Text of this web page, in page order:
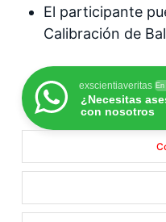
El participante
Calibración de
exscientiaveritas
¿Necesitas
con nosotros